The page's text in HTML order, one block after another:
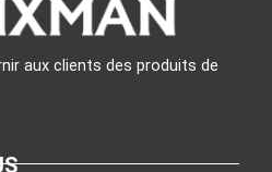
aux clients des produits de